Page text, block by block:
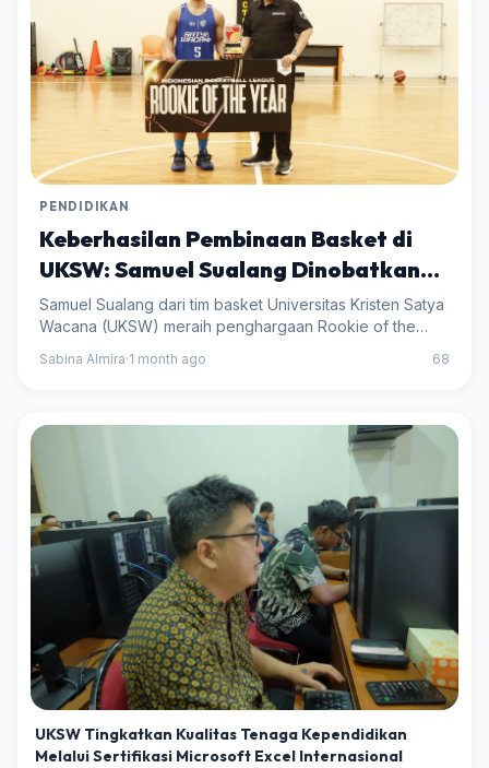
PENDIDIKAN
Keberhasilan Pembinaan Basket di
UKSW: Samuel Sualang Dinobatkan
Sebagai Rookie of the Year IBL 2026
Samuel Sualang dari tim basket Universitas Kristen Satya
Wacana (UKSW) meraih penghargaan Rookie of the
program pembinaan basket di kampus tersebut.
Sabina Almira·1 month ago 68
UKSW Tingkatkan Kualitas Tenaga Kependidikan
Melalui Sertifikasi Microsoft Excel Internasional